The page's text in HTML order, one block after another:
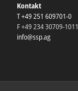
Kontakt
T +49 251 609701-0
F +49 234 30709-1011
info@ssp.ag